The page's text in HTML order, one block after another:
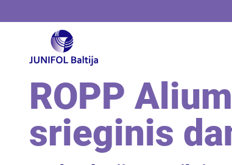
ROPP
srieginis